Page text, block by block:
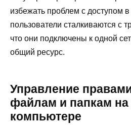
избежать проблем с доступом
пользователи сталкиваются с
что они подключены к одной
общий ресурс.
Управление
файлам и папкам
компьютере